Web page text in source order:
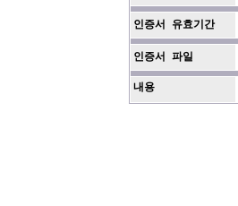
인증서 유효기간
인증서 파일
내용